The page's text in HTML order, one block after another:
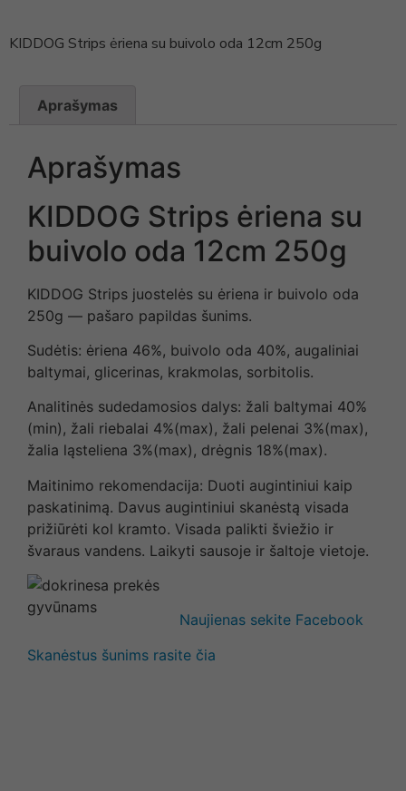
KIDDOG Strips ėriena su buivolo oda 12cm 250g
Aprašymas
Aprašymas
KIDDOG Strips ėriena su
buivolo oda 12cm 250g
KIDDOG Strips juostelės su ėriena ir buivolo oda
250g — pašaro papildas šunims.
Sudėtis: ėriena 46%, buivolo oda 40%, augaliniai
baltymai, glicerinas, krakmolas, sorbitolis.
Analitinės sudedamosios dalys: žali baltymai 40%
(min), žali riebalai 4%(max), žali pelenai 3%(max),
žalia ląsteliena 3%(max), drėgnis 18%(max).
Maitinimo rekomendacija: Duoti augintiniui kaip
paskatinimą. Davus augintiniui skanėstą visada
prižiūrėti kol kramto. Visada palikti šviežio ir
švaraus vandens. Laikyti sausoje ir šaltoje vietoje.
Naujienas sekite Facebook
Skanėstus šunims rasite čia